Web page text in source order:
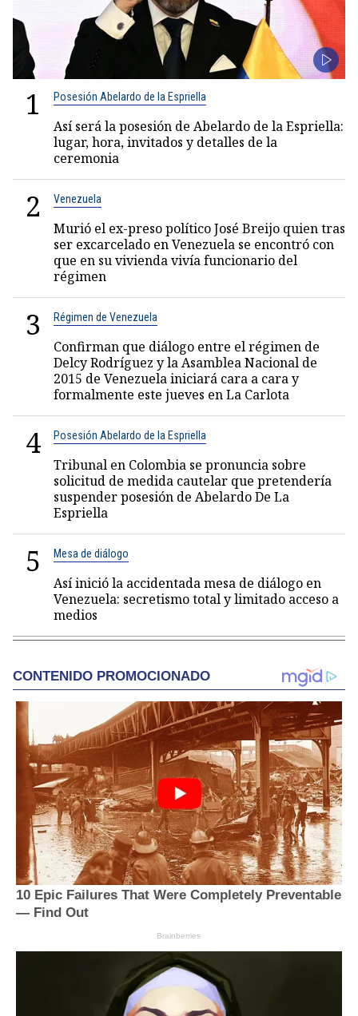
1 Posesión Abelardo de la Espriella
Así será la posesión de Abelardo de la Espriella:
lugar, hora, invitados y detalles de la
ceremonia
2 Venezuela
Murió el ex-preso político José Breijo quien tras
ser excarcelado en Venezuela se encontró con
que en su vivienda vivía funcionario del
régimen
3 Régimen de Venezuela
Confirman que diálogo entre el régimen de
Delcy Rodríguez y la Asamblea Nacional de
2015 de Venezuela iniciará cara a cara y
formalmente este jueves en La Carlota
4 Posesión Abelardo de la Espriella
Tribunal en Colombia se pronuncia sobre
solicitud de medida cautelar que pretendería
suspender posesión de Abelardo De La
Espriella
5 Mesa de diálogo
Así inició la accidentada mesa de diálogo en
Venezuela: secretismo total y limitado acceso a
medios